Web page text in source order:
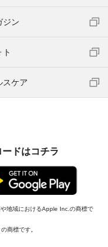
ジン
ト
スケア
ドはコチラ
地域におけるApple Inc.の商標で
商標です。